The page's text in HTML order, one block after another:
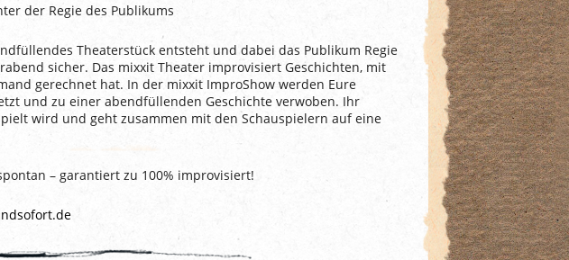
der Regie des Publikums
Theaterstück entsteht und dabei das Publikum Regie
sicher. Das mixxit Theater improvisiert Geschichten, mit
gerechnet hat. In der mixxit ImproShow werden Eure
und zu einer abendfüllenden Geschichte verwoben. Ihr
wird und geht zusammen mit den Schauspielern auf eine
– garantiert zu 100% improvisiert!